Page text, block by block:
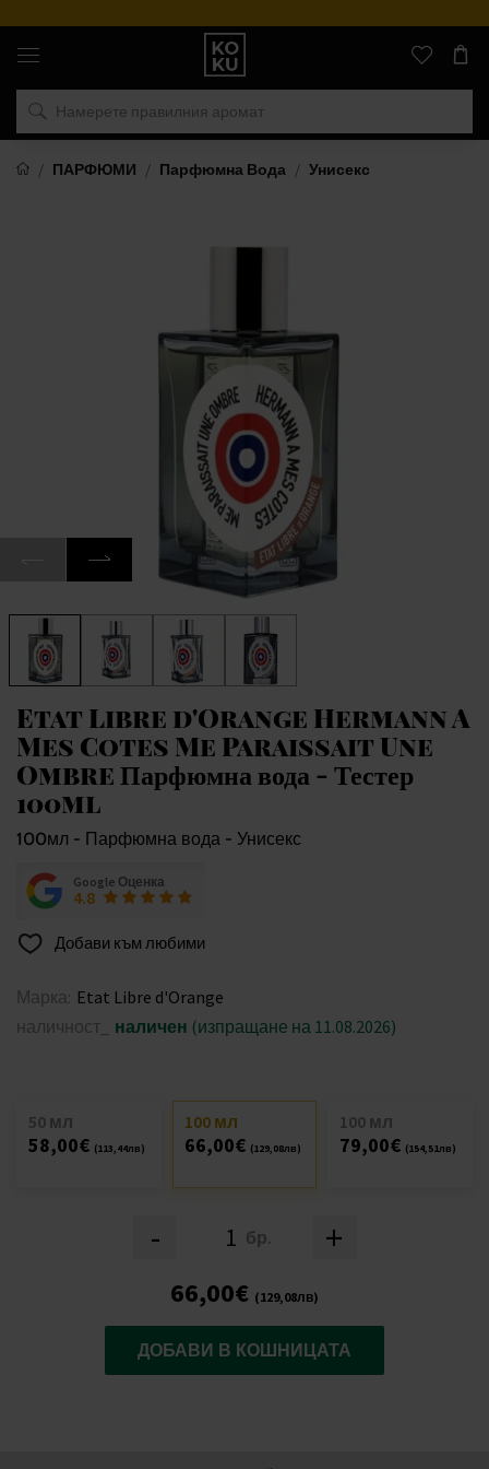
Оригинални
парфюми
часовници
на
място
ПАРФЮМИ
Парфюмна Вода Унисекс
Etat Libre d'Orange Hermann A
Mes Cotes Me Paraissait Une
Ombre Парфюмна вода - Тестер
100ml
100мл - Парфюмна вода - Унисекс
Google Оценка
4.8
Добави към любими
Марка: Etat Libre d'Orange
наличност_
наличен (изпращане на 11.08.2026)
- бр. +
50 мл
58,00€ (113,44лв)
100 мл
66,00€ (129,08лв)
100 мл
79,00€ (154,51лв)
66,00€ (129,08лв)
ДОБАВИ В КОШНИЦАТА